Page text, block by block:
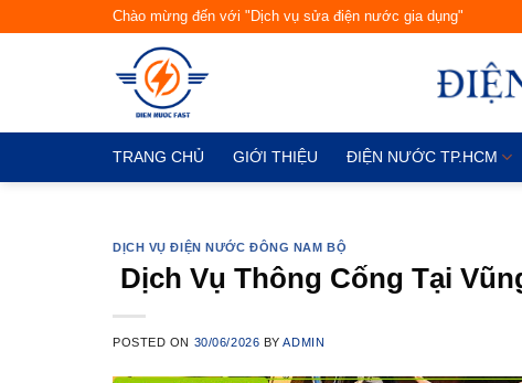
Chào mừng đến với "Dịch vụ sửa điện nước gia dụng"
TRANG CHỦ GIỚI THIỆU ĐIỆN NƯỚC TP.HCM
DỊCH VỤ ĐIỆN NƯỚC ĐÔNG NAM BỘ
Dịch Vụ Thông Cống Tại
POSTED ON 30/06/2026 BYADMIN